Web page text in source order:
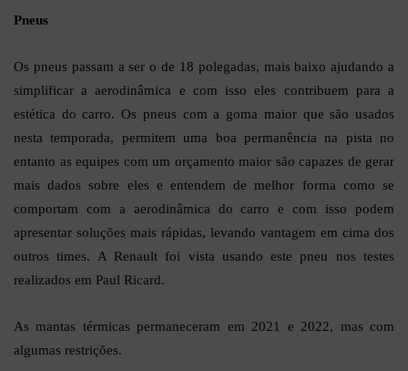
Pneus
Os pneus passam a ser o de 18 polegadas, mais baixo ajudando a
simplificar a aerodinâmica e com isso eles contribuem para a
estética do carro. Os pneus com a goma maior que são usados
nesta temporada, permitem uma boa permanência na pista no
entanto as equipes com um orçamento maior são capazes de gerar
mais dados sobre eles e entendem de melhor forma como se
comportam com a aerodinâmica do carro e com isso podem
apresentar soluções mais rápidas, levando vantagem em cima dos
outros times. A Renault foi vista usando este pneu nos testes
realizados em Paul Ricard.
As mantas térmicas permaneceram em 2021 e 2022, mas com
algumas restrições.